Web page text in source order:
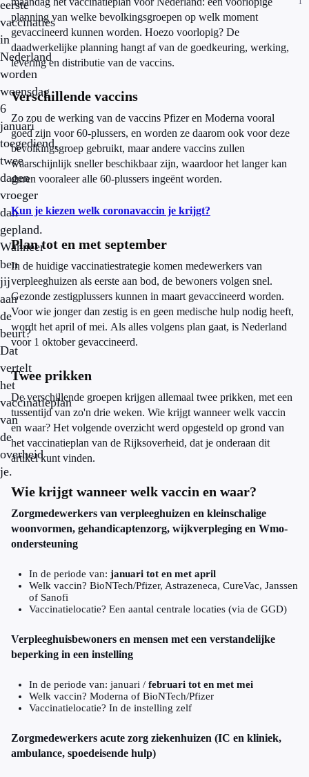
eerste
vaccinaties
in
Nederland
worden
woensdag
6
januari
toegediend,
twee
dagen
vroeger
dan
gepland.
Wanneer
ben
jij
aan
de
beurt?
Dat
vertelt
het
vaccinatieplan
van
de
overheid
je.
planning van welke bevolkingsgroepen op welk moment
gevaccineerd kunnen worden. Hoezo voorlopig? De
daadwerkelijke planning hangt af van de goedkeuring, werking,
levering en distributie van de vaccins.
Verschillende vaccins
Zo zou de werking van de vaccins Pfizer en Moderna vooral
goed zijn voor 60-plussers, en worden ze daarom ook voor deze
bevolkingsgroep gebruikt, maar andere vaccins zullen
waarschijnlijk sneller beschikbaar zijn, waardoor het langer kan
duren vooraleer alle 60-plussers ingeënt worden.
Kun je kiezen welk coronavaccin je krijgt?
Plan tot en met september
In de huidige vaccinatiestrategie komen medewerkers van
verpleeghuizen als eerste aan bod, de bewoners volgen snel.
Gezonde zestigplussers kunnen in maart gevaccineerd worden.
Voor wie jonger dan zestig is en geen medische hulp nodig heeft,
wordt het april of mei. Als alles volgens plan gaat, is Nederland
voor 1 oktober gevaccineerd.
Twee prikken
De verschillende groepen krijgen allemaal twee prikken, met een
tussentijd van zo'n drie weken. Wie krijgt wanneer welk vaccin
en waar? Het volgende overzicht werd opgesteld op grond van
het vaccinatieplan van de Rijksoverheid, dat je onderaan dit
artikel kunt vinden.
Wie krijgt wanneer welk vaccin en waar?
Zorgmedewerkers van verpleeghuizen en kleinschalige
woonvormen, gehandicap­tenzorg, wijkverpleging en Wmo-
onder­steuning
In de periode van: januari tot en met april
Welk vaccin? BioNTech/Pfizer, Astrazeneca, CureVac, Janssen
of Sanofi
Vaccinatielocatie? Een aantal centrale locaties (via de GGD)
Verpleeghuisbewoners en mensen met een verstandelijke
beperking in een instelling
In de periode van: januari / februari tot en met mei
Welk vaccin? Moderna of BioNTech/Pfizer
Vaccinatielocatie? In de instelling zelf
Zorgmedewerkers acute zorg ziekenhuizen (IC en kliniek,
ambulance, spoedeisende hulp)